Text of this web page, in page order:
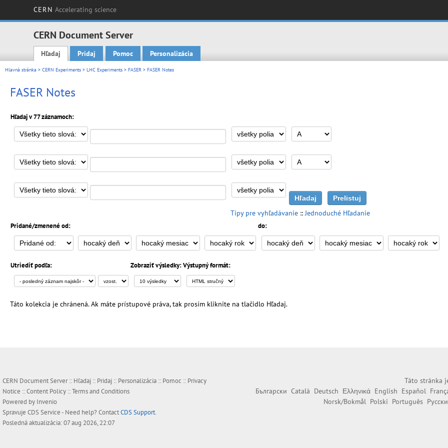
CERN Accelerating science
CERN Document Server
Main menu
Hľadaj Pridaj Pomoc Personalizácia
Hlavná stránka > CERN Experiments > LHC Experiments > FASER > FASER Notes
FASER Notes
Hľadaj v 77 záznamoch:
Tipy pre vyhľadávanie ::Jednoduché Hľadanie
Pridané/zmenené od: do:
Utriediť podľa: Zobraziť výsledky:Výstupný formát:
Táto kolekcia je chránená. Ak máte prístupové práva, tak prosím kliknite na tlačidlo Hľadaj.
CERN Document Server :: Hľadaj :: Pridaj :: Personalizácia :: Pomoc :: Privacy
Notice ::Content Policy ::Terms and Conditions
Powered by Invenio
Spravuje CDS Service- Need help? ContactCDS Support.
Posledná aktualizácia: 07 aug 2026, 22:07
Táto stránka
Български Català Deutsch Ελληνικά English Español
Norsk/Bokmål Polski Português